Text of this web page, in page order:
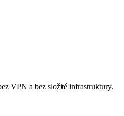
VPN a bez složité infrastruktury.